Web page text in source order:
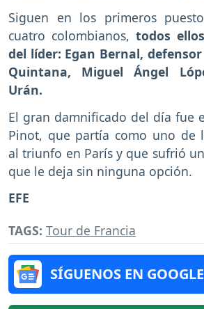
Siguen en los primeros
cuatro colombianos, todos
del líder: Egan Bernal,
Quintana, Miguel Ángel
Urán.
El gran damnificado del día fue
Pinot, que partía como uno de
al triunfo en París y que sufrió
que le deja sin ninguna opción.
EFE
TAGS: Tour de Francia
SÍGUENOS EN